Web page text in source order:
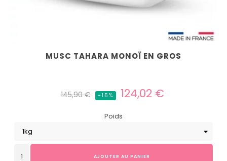
MUSC TAHARA MONOÏ EN GROS
Prix
145,90 € -15%
Prix
124,02 €
Poids
AJOUTER AU PANIER